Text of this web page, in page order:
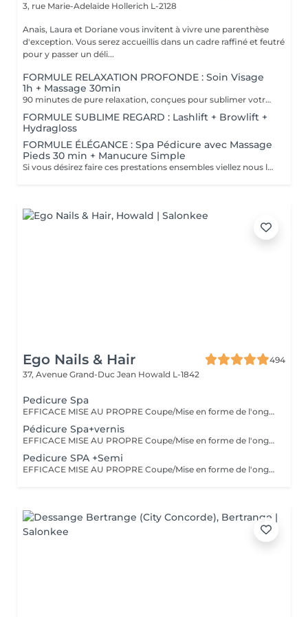
3, rue Marie-Adelaïde Hollerich L-2128
Anais, Laura et Doriane vous invitent à vivre une parenthèse
d'exception. Vous serez accueillis dans un cadre raffiné et feutré
pour y passer un déli...
FORMULE RELAXATION PROFONDE : Soin Visage
1h + Massage 30min
90 minutes de pure relaxation, conçues pour sublimer votre peau tout en relâchant les tensions du corps. Une Tisane détox vous sera offerte pour prolonger cet instant de douceur.
FORMULE SUBLIME REGARD : Lashlift + Browlift +
Hydragloss
FORMULE ÉLÉGANCE : Spa Pédicure avec Massage
Pieds 30 min + Manucure Simple
Si vous désirez faire ces prestations ensembles viellez nous le préciser en note lors de votre réservation. Un supplément vous sera demander si vous souhaiter un vernis simple ou semi-permanent.
Ego Nails & Hair
494
37, Avenue Grand-Duc Jean Howald L-1842
Pedicure Spa
EFFICACE MISE AU PROPRE Coupe/Mise en forme de l'ongle/retrait des cuticules/retrait des callosités/peeling/gommage/crème La pédicure classique est une pédicure simple complète et efficace elle est parfaite pour entretenir vos pieds tout au long de l'année.
Pédicure Spa+vernis
EFFICACE MISE AU PROPRE Coupe/Mise en forme de l'ongle/retrait des cuticules/retrait des callosités/peeling/gommage/crème La pédicure classique est une pédicure simple complète et efficace elle est parfaite pour entretenir vos pieds tout au long de l'année.
Pedicure SPA +Semi
EFFICACE MISE AU PROPRE Coupe/Mise en forme de l'ongle/retrait des cuticules/retrait des callosités/peeling/gommage/crème La pédicure classique est une pédicure simple complète et efficace elle est parfaite pour entretenir vos pieds tout au long de l'année.